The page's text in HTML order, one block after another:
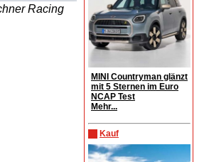
MINI Countryman glänzt
mit 5 Sternen im Euro
NCAP Test
Mehr...
Kauf
Racing